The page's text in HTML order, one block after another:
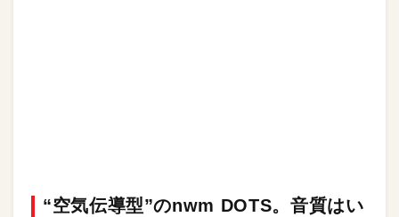
“空気伝導型”のnwm DOTS。音質はい